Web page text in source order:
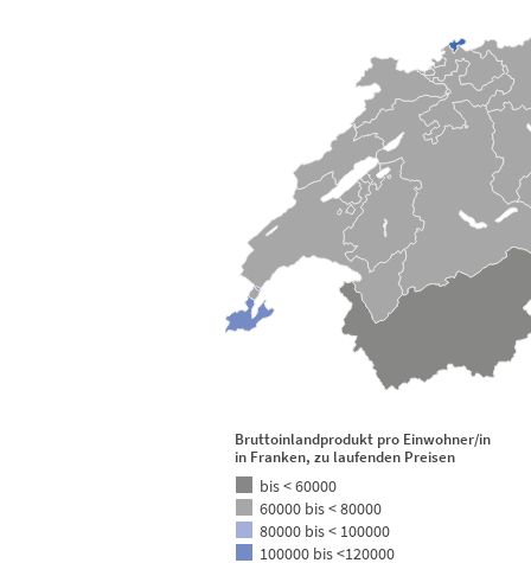
View as data table, Regionales
bis < 60000
60000 bis < 80000
80000 bis < 100000
100000 bis <120000
Bruttoinlandprodukt pro Einwohner/in
in Franken, zu laufenden Preisen